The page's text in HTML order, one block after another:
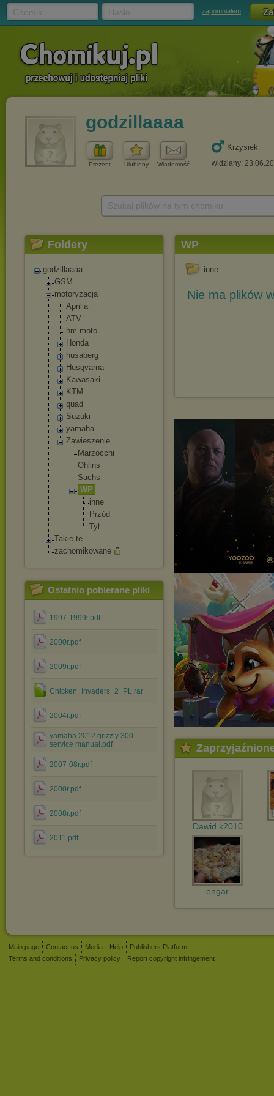
zapomniałem
godzillaaaa
Prezent Ulubiony Wiadomość
Krzysiek
widziany:
Foldery
godzillaaaa
GSM
motoryzacja
Aprilia
ATV
hm moto
Honda
husaberg
Husqvarna
Kawasaki
KTM
quad
Suzuki
yamaha
Zawieszenie
Marzocchi
Ohlins
Sachs
WP
inne
Przód
Tył
Takie te
zachomikowane
Ostatnio pobierane pliki
1997-1999r.pdf
2000r.pdf
2009r.pdf
Chicken_Invaders_2_PL.rar
2004r.pdf
yamaha 2012 grizzly 300
service manual.pdf
2007-08r.pdf
2000r.pdf
2008r.pdf
2011.pdf
WP
inne
Nie ma plików
Dawid.k2010
engar
Main page Contact us Media Help
Publishers Platform
Terms and conditions
Privacy policy Report copyright infringement